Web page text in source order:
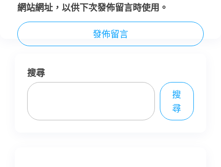
網站網址，以供下次發佈留言時使用。
搜尋
搜
尋